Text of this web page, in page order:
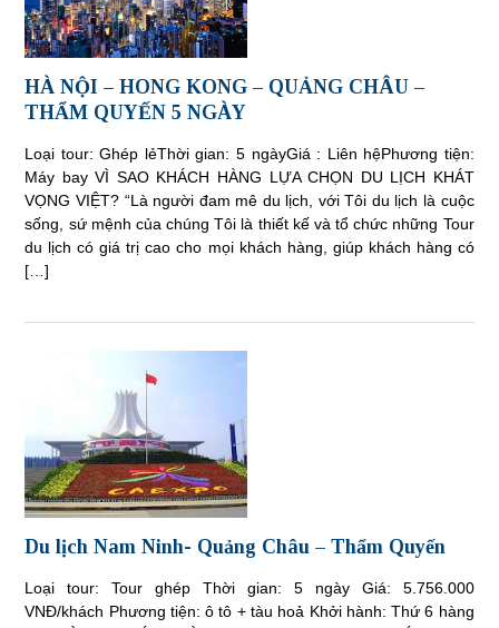
HÀ NỘI – HONG KONG – QUẢNG CHÂU –
THẨM QUYẾN 5 NGÀY
Loại tour: Ghép lẻThời gian: 5 ngàyGiá : Liên hệPhương tiện:
Máy bay VÌ SAO KHÁCH HÀNG LỰA CHỌN DU LỊCH KHÁT
VỌNG VIỆT? “Là người đam mê du lịch, với Tôi du lịch là cuộc
sống, sứ mệnh của chúng Tôi là thiết kế và tổ chức những Tour
du lịch có giá trị cao cho mọi khách hàng, giúp khách hàng có
[…]
Du lịch Nam Ninh- Quảng Châu – Thẩm Quyến
Loại tour: Tour ghép Thời gian: 5 ngày Giá: 5.756.000
VNĐ/khách Phương tiện: ô tô + tàu hoả Khởi hành: Thứ 6 hàng